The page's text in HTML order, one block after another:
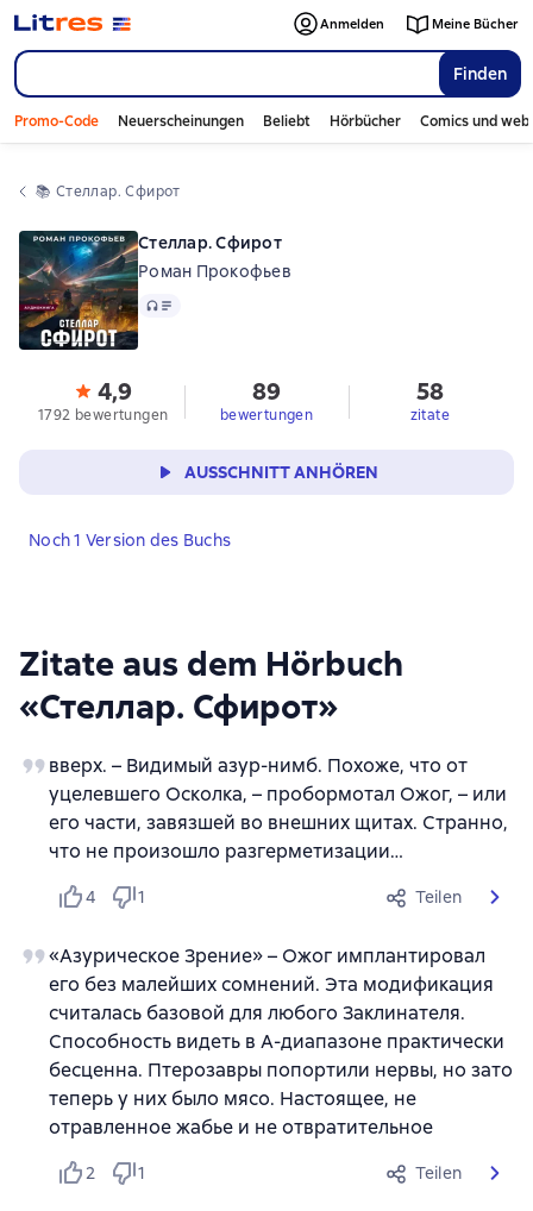
Finden
Anmelden Meine Bücher
Promo-Code Neuerscheinungen Beliebt Hörbücher Comics und
📚 Стеллар. Сфирот
Zitate aus dem Hörbuch
«Стеллар. Сфирот»
вверх. – Видимый азур-нимб. Похоже, что от
уцелевшего Осколка, – пробормотал Ожог, – или
его части, завязшей во внешних щитах. Странно,
что не произошло разгерметизации…
4 1 Teilen
«Азурическое Зрение» – Ожог имплантировал
его без малейших сомнений. Эта модификация
считалась базовой для любого Заклинателя.
Способность видеть в А-диапазоне практически
бесценна. Птерозавры попортили нервы, но зато
теперь у них было мясо. Настоящее, не
отравленное жабье и не отвратительное
2 1 Teilen
Стеллар. Сфирот
Роман Прокофьев
Audio
4,9
1792 bewertungen
89
bewertungen
58
zitate
AUSSCHNITT ANHÖREN
Noch 1 Version des Buchs